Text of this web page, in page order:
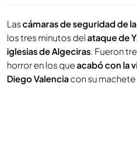
Lascámaras de seguridad de
los tres minutos delataque de
iglesias de Algeciras. Fueron
horror en los queacabó con la
Diego Valenciacon su machete